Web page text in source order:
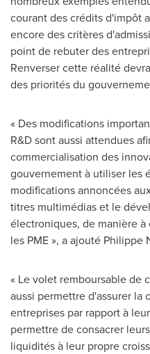
courant des crédits d'impôt
encore des critères
point de rebuter des
Renverser cette réalité
des priorités du
« Des modifications
R&D sont aussi attendues
commercialisation des
gouvernement à utiliser les
modifications annoncées
titres multimédias et le
électroniques, de manière
les PME », a ajouté Philippe
« Le volet remboursable de
aussi permettre d'assurer la
entreprises par rapport à
permettre de consacrer
liquidités à leur propre